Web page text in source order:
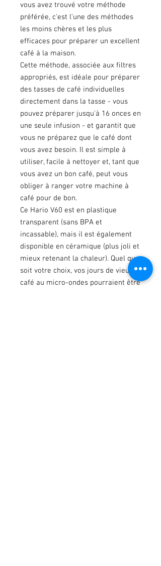
vous avez trouvé votre méthode
préférée, c'est l'une des méthodes
les moins chères et les plus
efficaces pour préparer un excellent
café à la maison.
Cette méthode, associée aux filtres
appropriés, est idéale pour préparer
des tasses de café individuelles
directement dans la tasse - vous
pouvez préparer jusqu'à 16 onces en
une seule infusion - et garantit que
vous ne préparez que le café dont
vous avez besoin. Il est simple à
utiliser, facile à nettoyer et, tant que
vous avez un bon café, peut vous
obliger à ranger votre machine à
café pour de bon.
Ce Hario V60 est en plastique
transparent (sans BPA et
incassable), mais il est également
disponible en céramique (plus joli et
mieux retenant la chaleur). Quel que
soit votre choix, vos jours de vieux
café au micro-ondes pourraient être